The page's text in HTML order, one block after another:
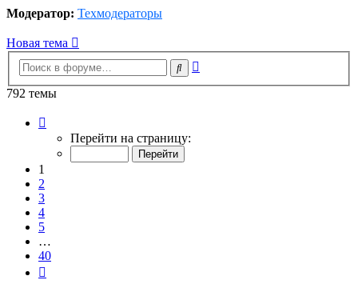
Модератор: Техмодераторы
Новая тема
Поиск
792 темы
Перейти на страницу:
1
2
3
4
5
…
40